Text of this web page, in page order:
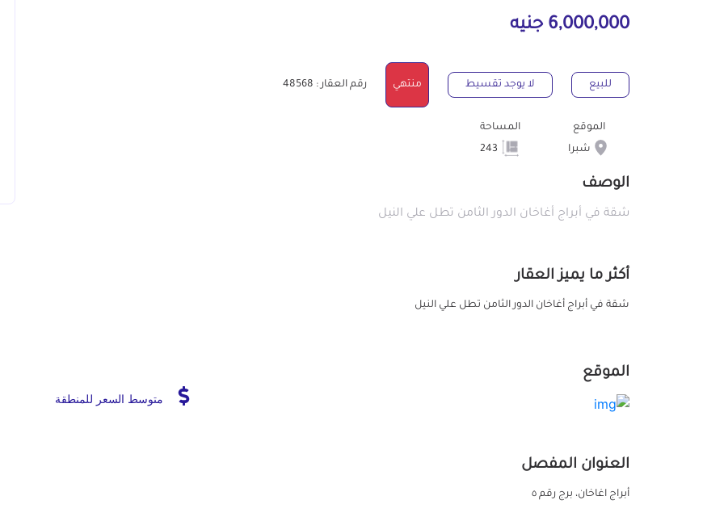
6,000,000 جنيه
للبيع لا يوجد تقسيط منتهي رقم العقار : 48568
الموقع
شبرا
المساحة
الوصف
شقة في أبراج أغاخان الدور الثامن تطل علي النيل
أكثر ما يميز العقار
شقة في أبراج أغاخان الدور الثامن تطل علي النيل
الموقع
متوسط السعر للمنطقة
العنوان المفصل
أبراج اغاخان، برج رقم ٥